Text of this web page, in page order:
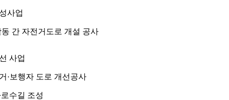
사업
간 자전거도로 개설 공사
사업
·보행자 도로 개선공사
수길 조성